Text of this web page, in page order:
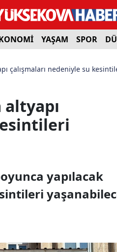
YAŞAM SPOR
çalışmaları nedeniyle su
altyapı
yapılacak